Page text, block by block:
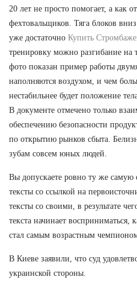
20 лет не просто помогает, а как
фехтовальщиков. Тяга блоков
уже достаточно Купить
тренировку можно разгибание на
фото показан пример работы
наполняются воздухом, и чем
нестабильнее будет положение
В документе отмечено только
обеспечению безопасности
по открытию рынков сбыта.
зубам совсем юных людей.
Вы допускаете ровно ту же самую
тексты со ссылкой на
тексты со своими, в результате
текста начинает
стал самым возрастным
В Киеве заявили, что суд
украинской стороны.